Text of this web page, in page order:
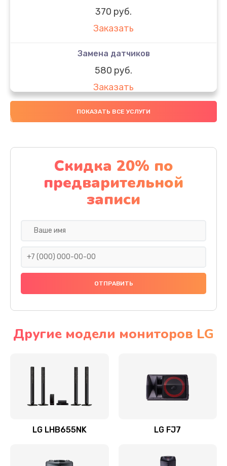
370 руб.
Заказать
Замена датчиков
580 руб.
Заказать
Комплексная чистка
Заказать
Замена дисплея (экрана)
2000 руб.
Заказать
Ремонт платы электроники
Прошивка
Ремонт / замена кнопок, клавиш, индикаторов,
ПОКАЗАТЬ ВСЕ УСЛУГИ
Скидка 20% по
предварительной
записи
Другие модели мониторов LG
LG LHB655NK LG FJ7